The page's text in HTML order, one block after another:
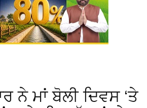
ਨੇ ਮਾਂ ਬੋਲੀ ਦਿਵਸ ‘ਤੇ